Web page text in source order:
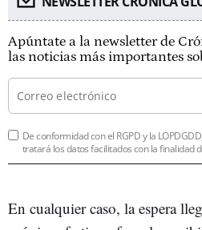
Apúntate a la newsletter de
las noticias más importantes
De conformidad con el RGPD y la
tratará los datos facilitados con la finalidad
En cualquier caso, la espera